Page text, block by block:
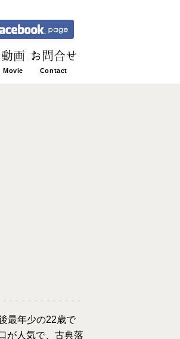
動画 お問合せ
最年少の22歳で
が人気で、古典落